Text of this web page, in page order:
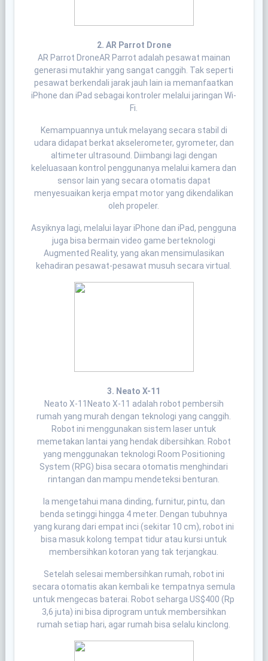
2. AR Parrot Drone
AR Parrot DroneAR Parrot adalah pesawat mainan
generasi mutakhir yang sangat canggih. Tak seperti
pesawat berkendali jarak jauh lain ia memanfaatkan
iPhone dan iPad sebagai kontroler melalui jaringan Wi-
Fi.
Kemampuannya untuk melayang secara stabil di
udara didapat berkat akselerometer, gyrometer, dan
altimeter ultrasound. Diimbangi lagi dengan
keleluasaan kontrol penggunanya melalui kamera dan
sensor lain yang secara otomatis dapat
menyesuaikan kerja empat motor yang dikendalikan
oleh propeler.
Asyiknya lagi, melalui layar iPhone dan iPad, pengguna
juga bisa bermain video game berteknologi
Augmented Reality, yang akan mensimulasikan
kehadiran pesawat-pesawat musuh secara virtual.
3. Neato X-11
Neato X-11Neato X-11 adalah robot pembersih
rumah yang murah dengan teknologi yang canggih.
Robot ini menggunakan sistem laser untuk
memetakan lantai yang hendak dibersihkan. Robot
yang menggunakan teknologi Room Positioning
System (RPG) bisa secara otomatis menghindari
rintangan dan mampu mendeteksi benturan.
Ia mengetahui mana dinding, furnitur, pintu, dan
benda setinggi hingga 4 meter. Dengan tubuhnya
yang kurang dari empat inci (sekitar 10 cm), robot ini
bisa masuk kolong tempat tidur atau kursi untuk
membersihkan kotoran yang tak terjangkau.
Setelah selesai membersihkan rumah, robot ini
secara otomatis akan kembali ke tempatnya semula
untuk mengecas baterai. Robot seharga US$400 (Rp
3,6 juta) ini bisa diprogram untuk membersihkan
rumah setiap hari, agar rumah bisa selalu kinclong.